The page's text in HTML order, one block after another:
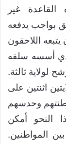
غير
بواجب يدفعه
اللاحقون
أسسه سلفه
لولاية ثالثة.
اثنتين على
وحدسهم
النحو أمكن
المواطنين.